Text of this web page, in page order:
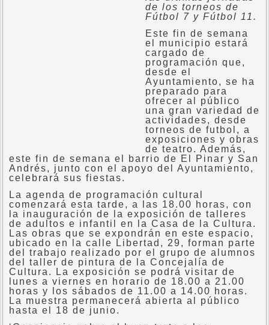
de los torneos de
Fútbol 7 y Fútbol 11.
Este fin de semana
el municipio estará
cargado de
programación que,
desde el
Ayuntamiento, se ha
preparado para
ofrecer al público
una gran variedad de
actividades, desde
torneos de futbol, a
exposiciones y obras
de teatro. Además,
este fin de semana el barrio de El Pinar y San
Andrés, junto con el apoyo del Ayuntamiento,
celebrará sus fiestas.
La agenda de programación cultural
comenzará esta tarde, a las 18.00 horas, con
la inauguración de la exposición de talleres
de adultos e infantil en la Casa de la Cultura.
Las obras que se expondrán en este espacio,
ubicado en la calle Libertad, 29, forman parte
del trabajo realizado por el grupo de alumnos
del taller de pintura de la Concejalía de
Cultura. La exposición se podrá visitar de
lunes a viernes en horario de 18.00 a 21.00
horas y los sábados de 11.00 a 14.00 horas.
La muestra permanecerá abierta al público
hasta el 18 de junio.